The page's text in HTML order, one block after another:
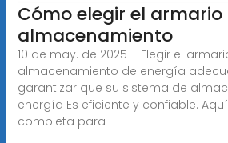
Cómo elegir el armario
almacenamiento
10 de may. de 2025 · Elegir el
almacenamiento de energía
garantizar que su sistema de
energía Es eficiente y confiable.
completa para